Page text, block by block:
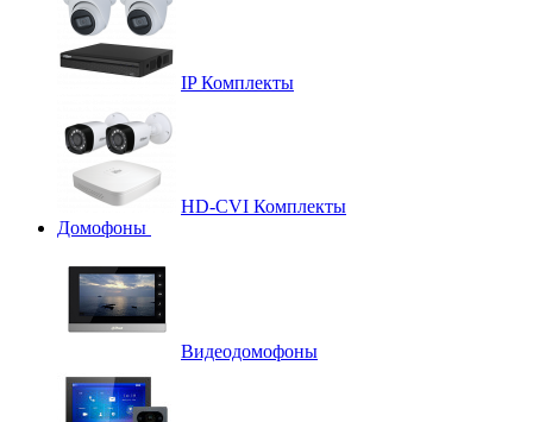
IP Комплекты
HD-CVI Комплекты
Домофоны
Видеодомофоны